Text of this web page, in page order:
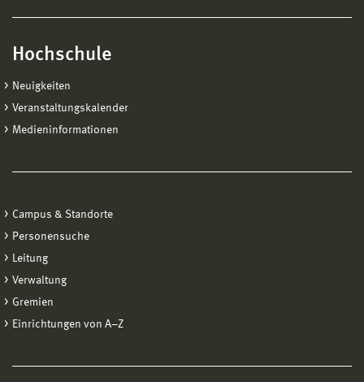
Hochschule
Neuigkeiten
Veranstaltungskalender
Medieninformationen
Campus & Standorte
Personensuche
Leitung
Verwaltung
Gremien
Einrichtungen von A−Z